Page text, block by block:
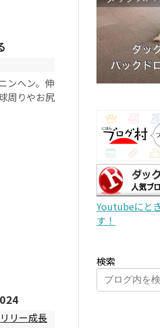
ンヘン。伸
周りやお尻
に一度の
リリー成長
Youtubeにと
す！
検索